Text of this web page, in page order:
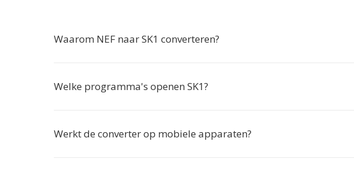
Waarom NEF naar SK1 converteren?
Welke programma's openen SK1?
Werkt de converter op mobiele apparaten?